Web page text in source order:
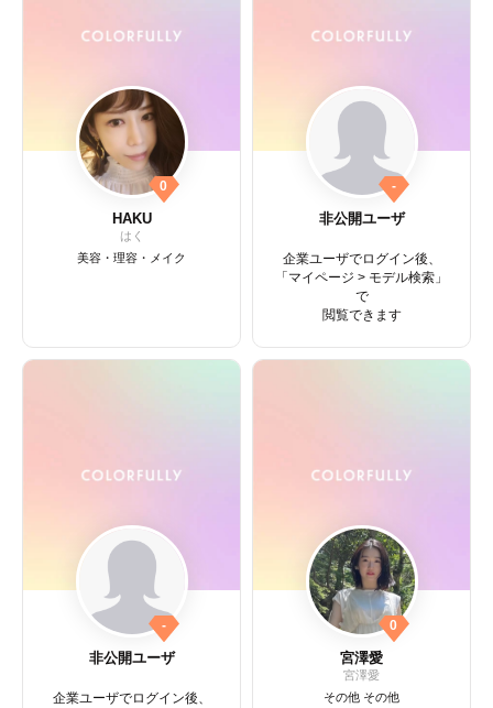
0
HAKU
はく
美容・理容・メイク
-
非公開ユーザ
企業ユーザでログイン後、
「マイページ > モデル検索」
で
閲覧できます
-
非公開ユーザ
企業ユーザでログイン後、
0
宮澤愛
宮澤愛
その他 その他